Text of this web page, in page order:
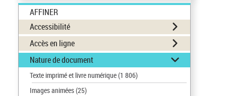
AFFINER
Accessibilité
Accès en ligne
Nature de document
Texte imprimé et livre numérique(1 806)
Images animées(25)